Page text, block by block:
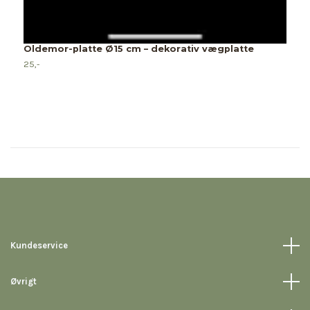
Oldemor-platte Ø15 cm – dekorativ vægplatte
25,-
Kundeservice
Øvrigt